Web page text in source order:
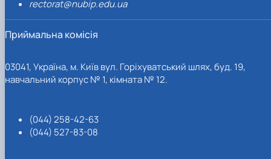
rectorat@nubip.edu.ua
Приймальна комісія
03041, Україна, м. Київ вул. Горіхуватський шлях, буд. 19,
навчальний корпус № 1, кімната № 12.
(044) 258-42-63
(044) 527-83-08